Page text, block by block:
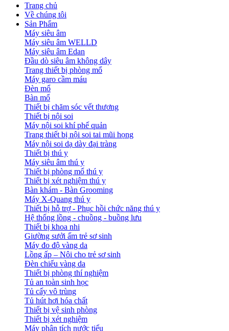
Trang chủ
Về chúng tôi
Sản Phẩm
Máy siêu âm
Máy siêu âm WELLD
Máy siêu âm Edan
Đầu dò siêu âm không dây
Trang thiết bị phòng mổ
Máy garo cầm máu
Đèn mổ
Bàn mổ
Thiết bị chăm sóc vết thương
Thiết bị nội soi
Máy nội soi khí phế quản
Trang thiết bị nội soi tai mũi họng
Máy nội soi dạ dày đại tràng
Thiết bị thú y
Máy siêu âm thú y
Thiết bị phòng mổ thú y
Thiết bị xét nghiệm thú y
Bàn khám - Bàn Grooming
Máy X-Quang thú y
Thiết bị hỗ trợ - Phục hồi chức năng thú y
Hệ thống lồng - chuồng - buồng lưu
Thiết bị khoa nhi
Giường sưởi ấm trẻ sơ sinh
Máy đo độ vàng da
Lồng ấp – Nôi cho trẻ sơ sinh
Đèn chiếu vàng da
Thiết bị phòng thí nghiệm
Tủ an toàn sinh học
Tủ cấy vô trùng
Tủ hút hơi hóa chất
Thiết bị vệ sinh phòng
Thiết bị xét nghiệm
Máy phân tích nước tiểu